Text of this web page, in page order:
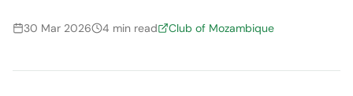
30 Mar 2026 4 min read Club of Mozambique